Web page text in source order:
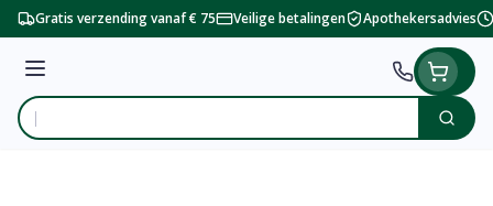
Ga naar de inhoud
Gratis verzending vanaf € 75 Veilige betalingen Apothekersadvies
Menu
Product, merk, categorie...
Zoek